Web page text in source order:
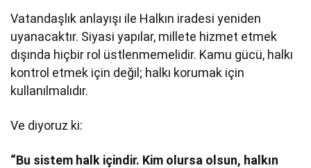
Vatandaşlık anlayışı ile Halkın iradesi yeniden
uyanacaktır. Siyasi yapılar, millete hizmet etmek
dışında hiçbir rol üstlenmemelidir. Kamu gücü, halkı
kontrol etmek için değil; halkı korumak için
kullanılmalıdır.
Ve diyoruz ki:
“Bu sistem halk içindir. Kim olursa olsun, halkın